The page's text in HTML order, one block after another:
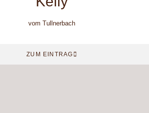
vom Tullnerbach
ZUM EINTRAG